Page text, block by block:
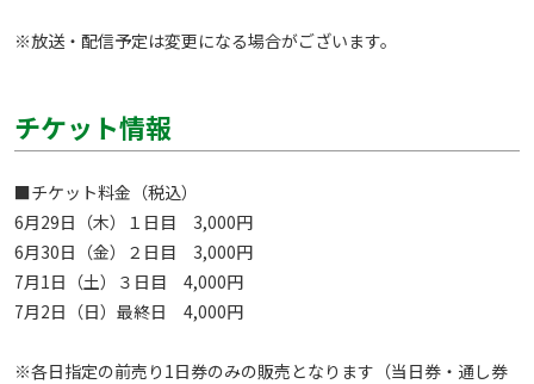
※放送・配信予定は変更になる場合がございます。
チケット情報
■チケット料金（税込）
6月29日（木）１日目　3,000円
6月30日（金）２日目　3,000円
7月1日（土）３日目　4,000円
7月2日（日）最終日　4,000円
※各日指定の前売り1日券のみの販売となります（当日券・通し券